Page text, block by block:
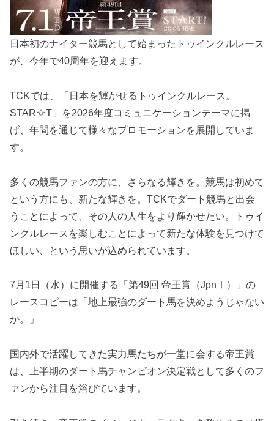
日本初のナイター競馬として始まったトゥインクルレース
が、今年で40周年を迎えます。
TCKでは、「日本を輝かせるトゥインクルレース。
STAR☆T」を2026年度コミュニケーションテーマに掲
げ、年間を通じて様々なプロモーションを展開していま
す。
多くの競馬ファンの方に、さらなる輝きを。競馬は初めて
という方にも、新たな輝きを。TCKでダート競馬と出会
うことによって、その人の人生をより輝かせたい。トゥイ
ンクルレースを楽しむことによって新たな体験を見つけて
ほしい、という思いが込められています。
7月1日（水）に開催する「第49回 帝王賞（JpnⅠ）」の
レースコピーは「地上最強のダート馬を決めようじゃない
か。」
国内外で活躍してきた実力馬たちが一堂に会する帝王賞
は、上半期のダート馬チャンピオン決定戦として多くのフ
ァンから注目を浴びています。